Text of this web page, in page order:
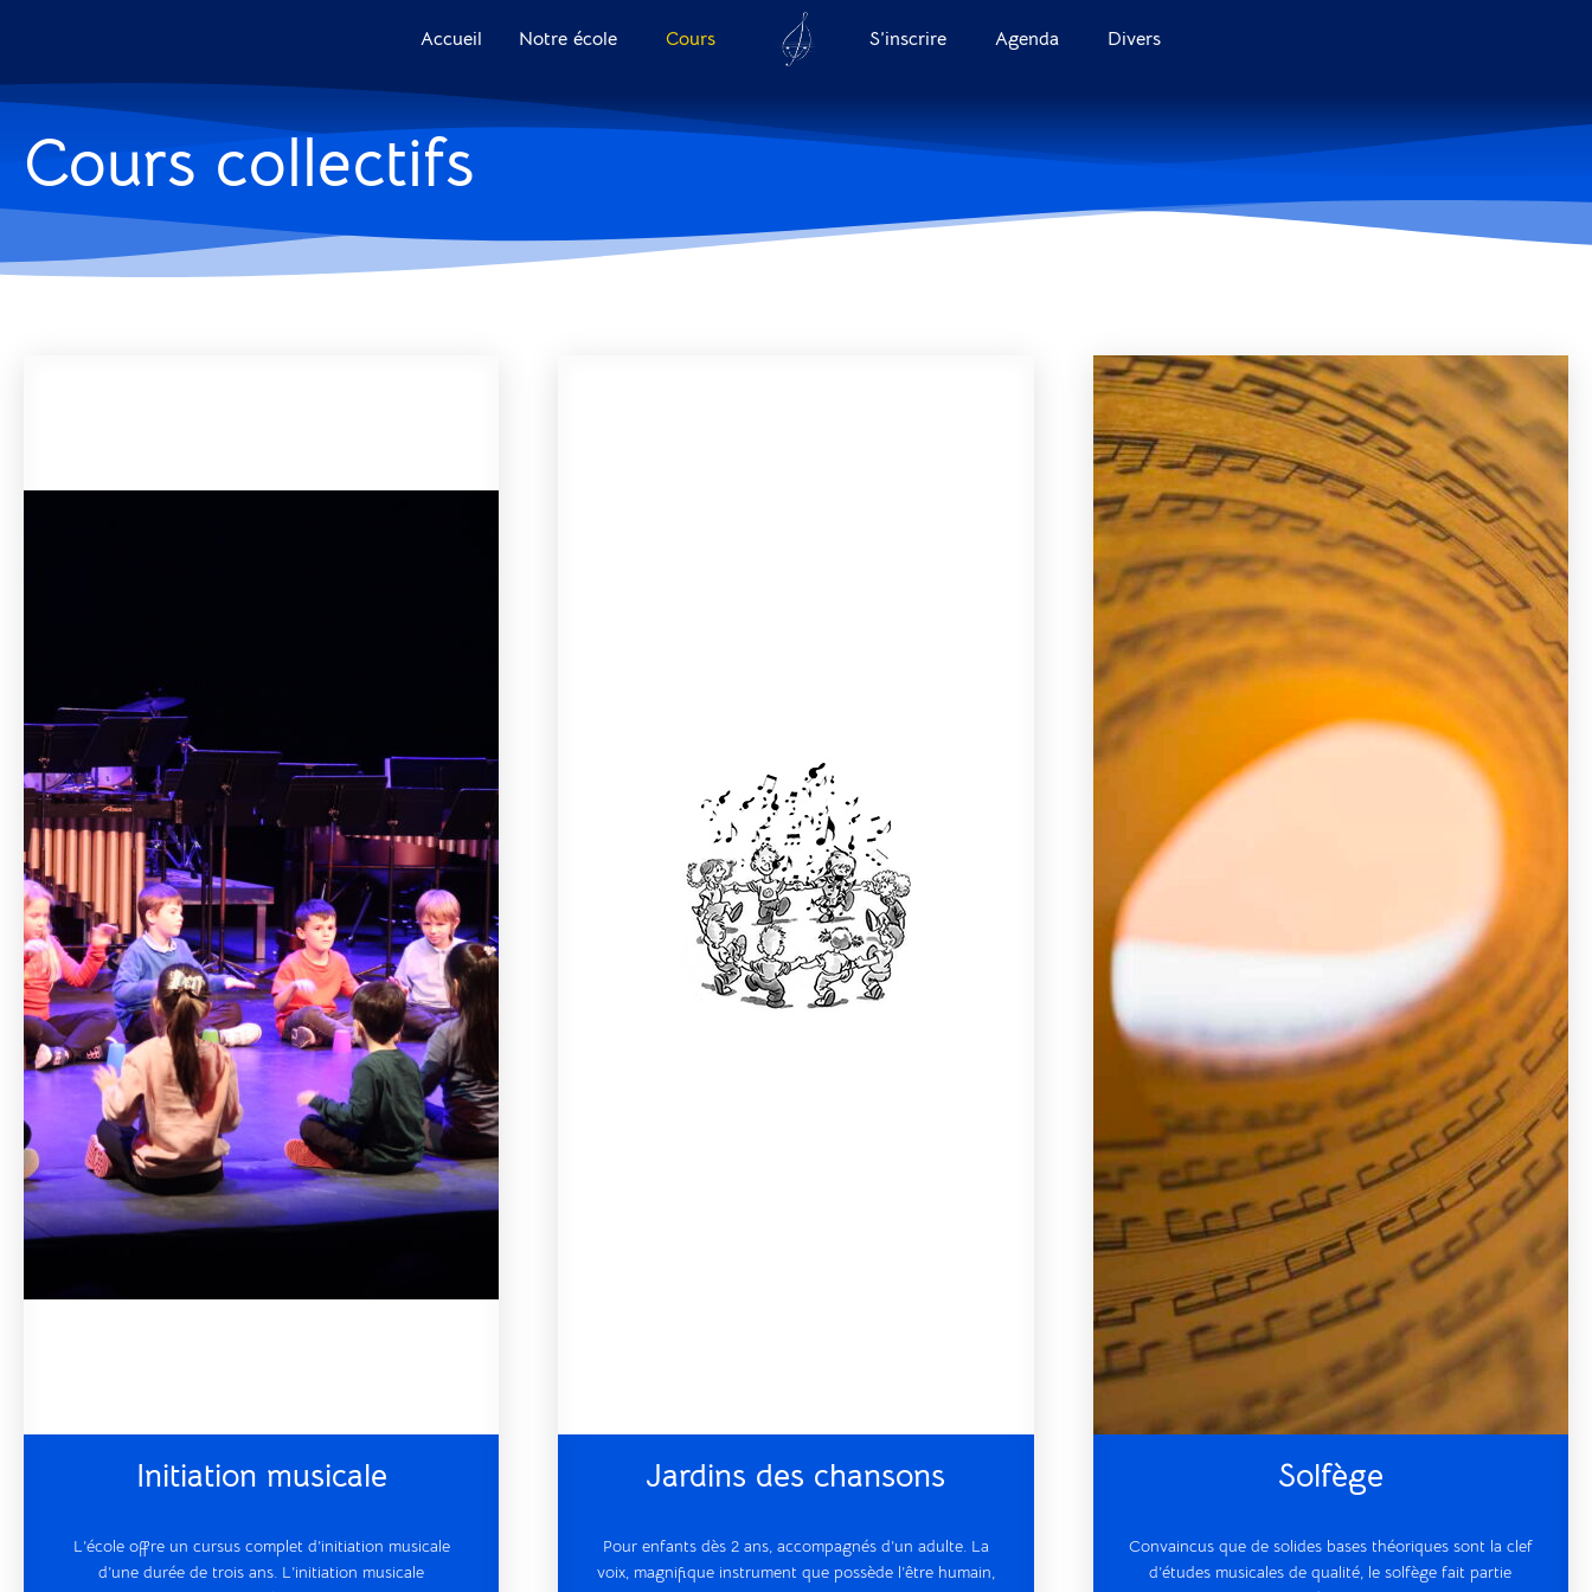
Accueil Notre école Cours S’inscrire Agenda Divers
Cours collectifs
Initiation musicale
L’école offre un cursus complet d’initiation musicale
d’une durée de trois ans. L’initiation musicale
Jardins des chansons
Pour enfants dès 2 ans, accompagnés d’un adulte. La
voix, magnifique instrument que possède l’être humain,
Solfège
Convaincus que de solides bases théoriques sont la clef
d’études musicales de qualité, le solfège fait partie